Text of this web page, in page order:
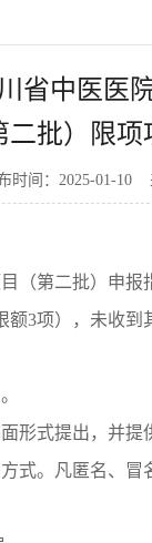
省中医医
二批）限
时间：2025-01-
（第二批）申
3项），未收
形式提出，并
式。凡匿名、冒